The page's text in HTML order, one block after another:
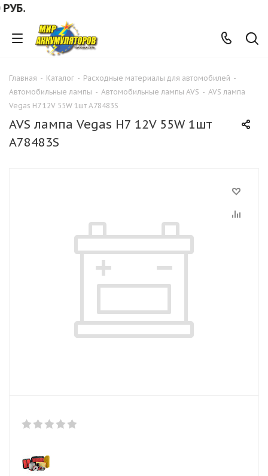
Главная - Каталог - Расходные материалы для автомобилей -
Автомобильные лампы - Автомобильные лампы AVS - AVS лампа
Vegas Н7 12V 55W 1шт A78483S
AVS лампа Vegas Н7 12V 55W 1шт
A78483S